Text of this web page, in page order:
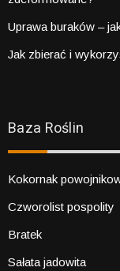
Uprawa buraków –
Jak zbierać i
Baza Roślin
Kokornak
Czworolist pospolity
Bratek
Sałata jadowita